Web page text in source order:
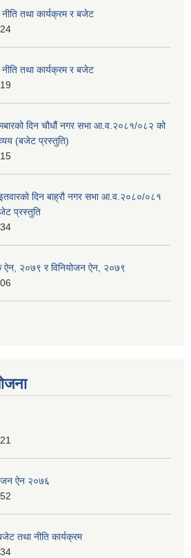
तथा कार्यक्रम र बजेट
तथा कार्यक्रम र बजेट
दिन चौधौं नगर सभा आ.व.२०८१/०८२ को
(बजेट प्रस्तुति)
दिन बाह्रौ नगर सभा आ.व.२०८०/०८१
प्रस्तुति
ऐन, २०७९ र विनियोजन ऐन, २०७९
ऐन २०७६
तथा नीति कार्यक्रम